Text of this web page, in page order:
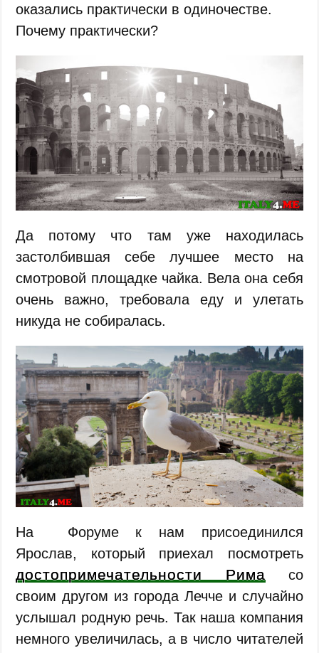
оказались практически в одиночестве.
Почему практически?
Да потому что там уже находилась
застолбившая себе лучшее место на
смотровой площадке чайка. Вела она себя
очень важно, требовала еду и улетать
никуда не собиралась.
На Форуме к нам присоединился
Ярослав, который приехал посмотреть
достопримечательности Рима со
своим другом из города Лечче и случайно
услышал родную речь. Так наша компания
немного увеличилась, а в число читателей